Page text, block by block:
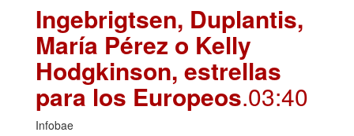
Ingebrigtsen, Duplantis,
María Pérez o Kelly
Hodgkinson, estrellas
para los Europeos.03:40
Infobae